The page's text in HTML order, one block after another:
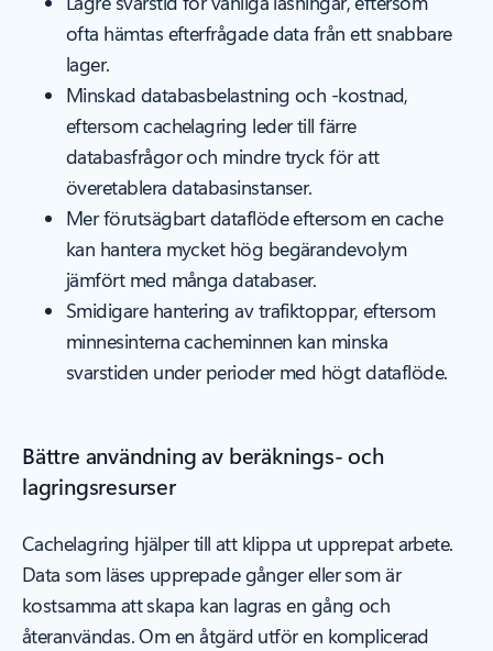
ofta hämtas efterfrågade data från ett snabbare
lager.
Minskad databasbelastning och -kostnad,
eftersom cachelagring leder till färre
databasfrågor och mindre tryck för att
överetablera databasinstanser.
Mer förutsägbart dataflöde eftersom en cache
kan hantera mycket hög begärandevolym
jämfört med många databaser.
Smidigare hantering av trafiktoppar, eftersom
minnesinterna cacheminnen kan minska
svarstiden under perioder med högt dataflöde.
Bättre användning av beräknings- och
lagringsresurser
Cachelagring hjälper till att klippa ut upprepat arbete.
Data som läses upprepade gånger eller som är
kostsamma att skapa kan lagras en gång och
återanvändas. Om en åtgärd utför en komplicerad